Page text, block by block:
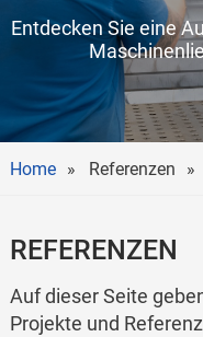
Entdecken Sie eine
Home Referenzen
REFERENZEN
Auf dieser Seite
Projekte und